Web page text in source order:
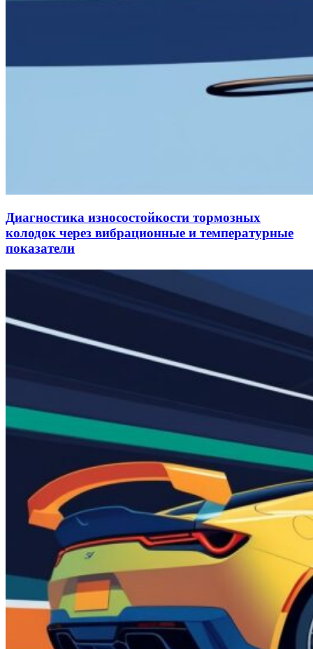
Диагностика износостойкости тормозных
колодок через вибрационные и температурные
показатели